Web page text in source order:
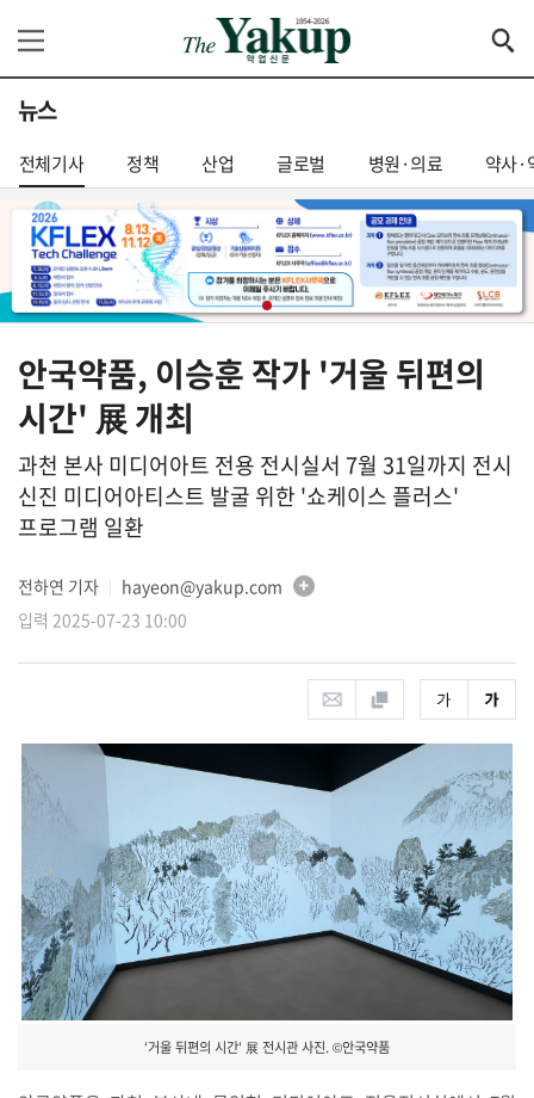
뉴스
전체기사 정책 산업 글로벌 병원·의료 약사·
안국약품, 이승훈 작가 '거울 뒤편의
시간' 展 개최
과천 본사 미디어아트 전용 전시실서 7월 31일까지 전시
신진 미디어아티스트 발굴 위한 '쇼케이스 플러스'
프로그램 일환
전하연 기자
hayeon@yakup.com
입력 2025-07-23 10:00
‘거울 뒤편의 시간‘ 展 전시관 사진. ©안국약품